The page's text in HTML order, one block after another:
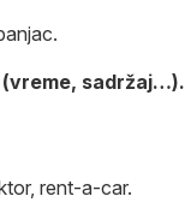
(vreme, sadržaj…).
rent-a-car.